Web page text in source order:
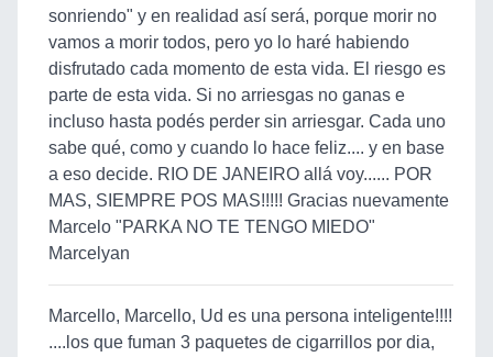
sonriendo" y en realidad así será, porque morir no
vamos a morir todos, pero yo lo haré habiendo
disfrutado cada momento de esta vida. El riesgo es
parte de esta vida. Si no arriesgas no ganas e
incluso hasta podés perder sin arriesgar. Cada uno
sabe qué, como y cuando lo hace feliz.... y en base
a eso decide. RIO DE JANEIRO allá voy...... POR
MAS, SIEMPRE POS MAS!!!!! Gracias nuevamente
Marcelo "PARKA NO TE TENGO MIEDO"
Marcelyan
Marcello, Marcello, Ud es una persona inteligente!!!!
....los que fuman 3 paquetes de cigarrillos por dia,